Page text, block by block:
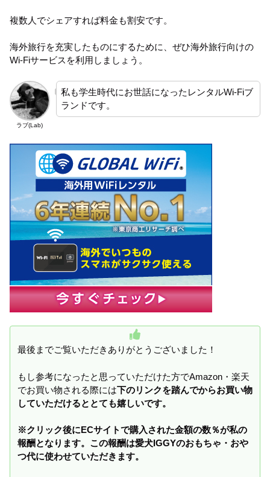
複数人でシェアすれば料金も割安です。
海外旅行を充実したものにするために、ぜひ海外旅行向けの
Wi-Fiサービスを利用しましょう。
ラブ(Lab)
私も学生時代にお世話になったレンタルWi-Fiブ
ランドです。
最後までご覧いただきありがとうございました！
もし参考になったと思っていただけた方でAmazon・楽天
でお買い物される際には下のリンクを踏んでからお買い物
していただけるととても嬉しいです。
※クリック後にECサイトで購入された金額の数％が私の
報酬となります。この報酬は愛犬IGGYのおもちゃ・おや
つ代に使わせていただきます。